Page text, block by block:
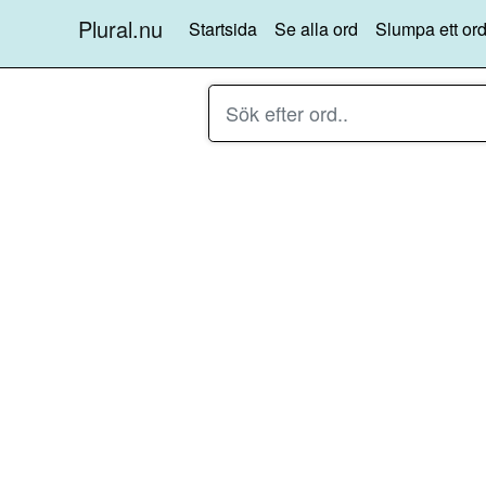
Plural.nu Startsida Se alla ord Slumpa ett